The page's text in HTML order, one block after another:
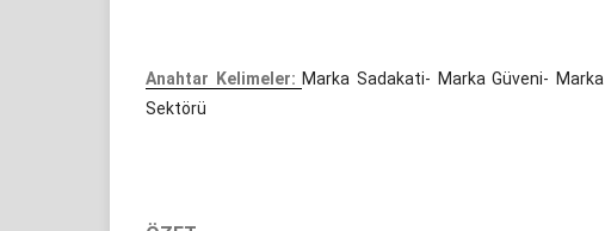
Anahtar Kelimeler: Marka Sadakati- Marka Güveni-
Sektörü